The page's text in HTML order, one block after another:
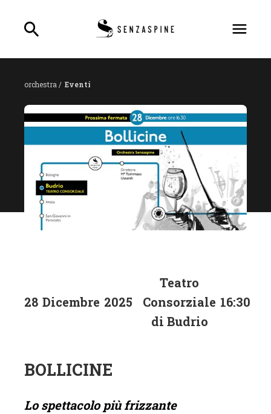
orchestra / Eventi
28 Dicembre 2025
Teatro
Consorziale
di Budrio
16:30
BOLLICINE
Lo spettacolo più frizzante